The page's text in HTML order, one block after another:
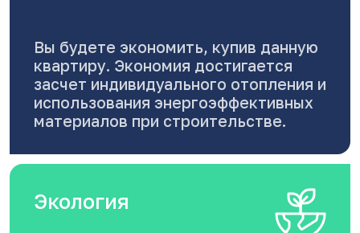
Вы будете экономить, купив данную
квартиру. Экономия достигается
засчет индивидуального отопления и
использования энергоэффективных
материалов при строительстве.
Экология